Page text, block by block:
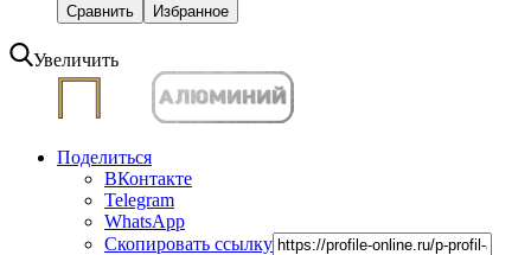
Сравнить Избранное
Увеличить
Поделиться
ВКонтакте
Telegram
WhatsApp
Скопировать ссылку